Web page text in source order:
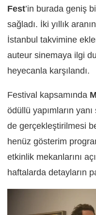
Fest’in burada geniş
sağladı. İki yıllık
İstanbul takvimine
auteur sinemaya ilgi
heyecanla karşılandı.
Festival kapsamında
ödüllü yapımların
de gerçekleştirilmesi
henüz gösterim
etkinlik mekanlarını
haftalarda detayların